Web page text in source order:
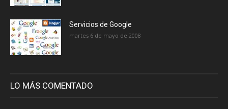
Servicios de Google
martes 6 de mayo de 2008
LO MÁS COMENTADO